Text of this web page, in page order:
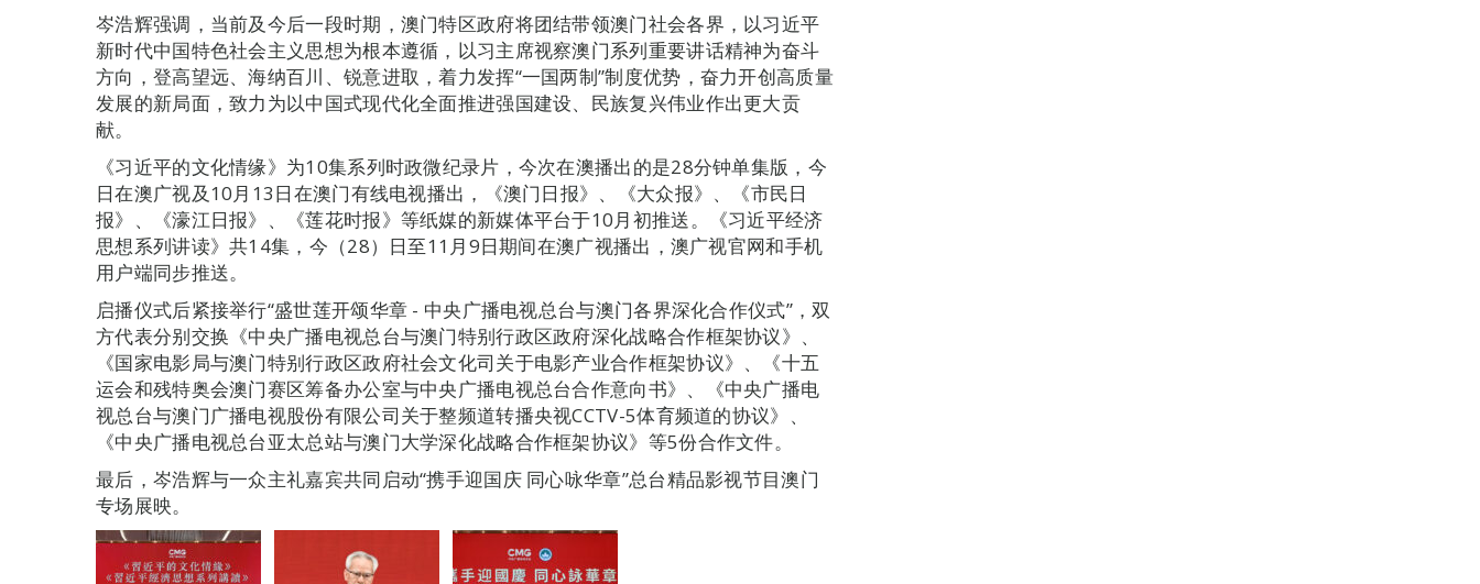
岑浩辉强调，当前及今后一段时期，澳门特区政府将团结带领澳门社会各界，以习近平
新时代中国特色社会主义思想为根本遵循，以习主席视察澳门系列重要讲话精神为奋斗
方向，登高望远、海纳百川、锐意进取，着力发挥“一国两制”制度优势，奋力开创高质量
发展的新局面，致力为以中国式现代化全面推进强国建设、民族复兴伟业作出更大贡
献。
《习近平的文化情缘》为10集系列时政微纪录片，今次在澳播出的是28分钟单集版，今
日在澳广视及10月13日在澳门有线电视播出，《澳门日报》、《大众报》、《市民日
报》、《濠江日报》、《莲花时报》等纸媒的新媒体平台于10月初推送。《习近平经济
思想系列讲读》共14集，今（28）日至11月9日期间在澳广视播出，澳广视官网和手机
用户端同步推送。
启播仪式后紧接举行“盛世莲开颂华章 - 中央广播电视总台与澳门各界深化合作仪式”，双
方代表分别交换《中央广播电视总台与澳门特别行政区政府深化战略合作框架协议》、
《国家电影局与澳门特别行政区政府社会文化司关于电影产业合作框架协议》、《十五
运会和残特奥会澳门赛区筹备办公室与中央广播电视总台合作意向书》、《中央广播电
视总台与澳门广播电视股份有限公司关于整频道转播央视CCTV-5体育频道的协议》、
《中央广播电视总台亚太总站与澳门大学深化战略合作框架协议》等5份合作文件。
最后，岑浩辉与一众主礼嘉宾共同启动“携手迎国庆 同心咏华章”总台精品影视节目澳门
专场展映。